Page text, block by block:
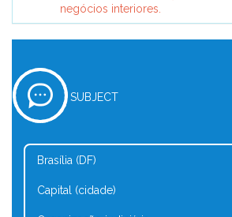
negócios interiores.
SUBJECT
Brasília (DF)
Capital (cidade)